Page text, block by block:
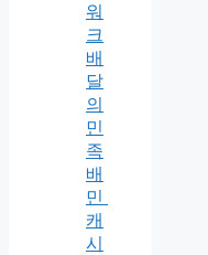
워
크
배
달
의
민
족
배
민
캐
시